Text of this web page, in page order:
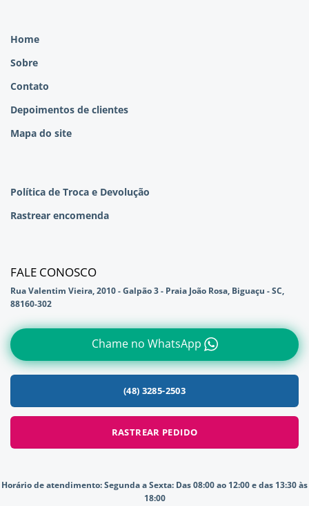
Home
Sobre
Contato
Depoimentos de clientes
Mapa do site
Política de Troca e Devolução
Rastrear encomenda
FALE CONOSCO
Rua Valentim Vieira, 2010 - Galpão 3 - Praia João Rosa, Biguaçu - SC,
88160-302
Chame no WhatsApp
(48) 3285-2503
RASTREAR PEDIDO
Horário de atendimento:Segunda a Sexta: Das 08:00 ao 12:00 e das 13:30 às
18:00